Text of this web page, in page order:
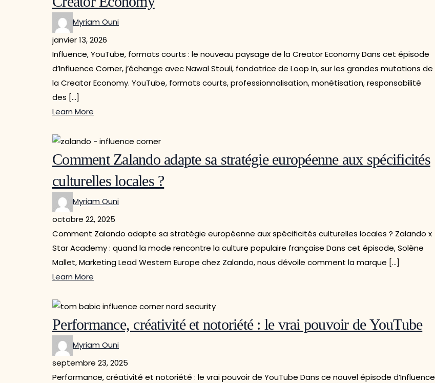
Myriam Ouni
janvier 13, 2026
Influence, YouTube, formats courts : le nouveau paysage de la Creator Economy Dans cet épisode
d’Influence Corner, j’échange avec Nawal Stouli, fondatrice de Loop In, sur les grandes mutations de
la Creator Economy. YouTube, formats courts, professionnalisation, monétisation, responsabilité
des […]
Learn More
Comment Zalando adapte sa stratégie européenne aux spécificités
culturelles locales ?
Myriam Ouni
octobre 22, 2025
Comment Zalando adapte sa stratégie européenne aux spécificités culturelles locales ? Zalando x
Star Academy : quand la mode rencontre la culture populaire française Dans cet épisode, Solène
Mallet, Marketing Lead Western Europe chez Zalando, nous dévoile comment la marque […]
Learn More
Performance, créativité et notoriété : le vrai pouvoir de YouTube
Myriam Ouni
septembre 23, 2025
Performance, créativité et notoriété : le vrai pouvoir de YouTube Dans ce nouvel épisode d’Influence